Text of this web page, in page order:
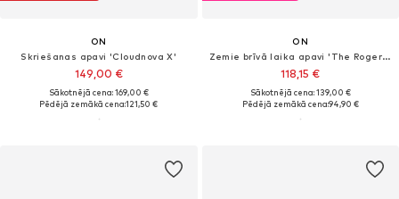
ON
Skriešanas apavi 'Cloudnova X'
149,00 €
Sākotnējā cena: 169,00 €
Pēdējā zemākā cena:121,50 €
ON
Zemie brīvā laika apavi 'The Roger Clubhouse'
118,15 €
Sākotnējā cena: 139,00 €
Pēdējā zemākā cena:94,90 €